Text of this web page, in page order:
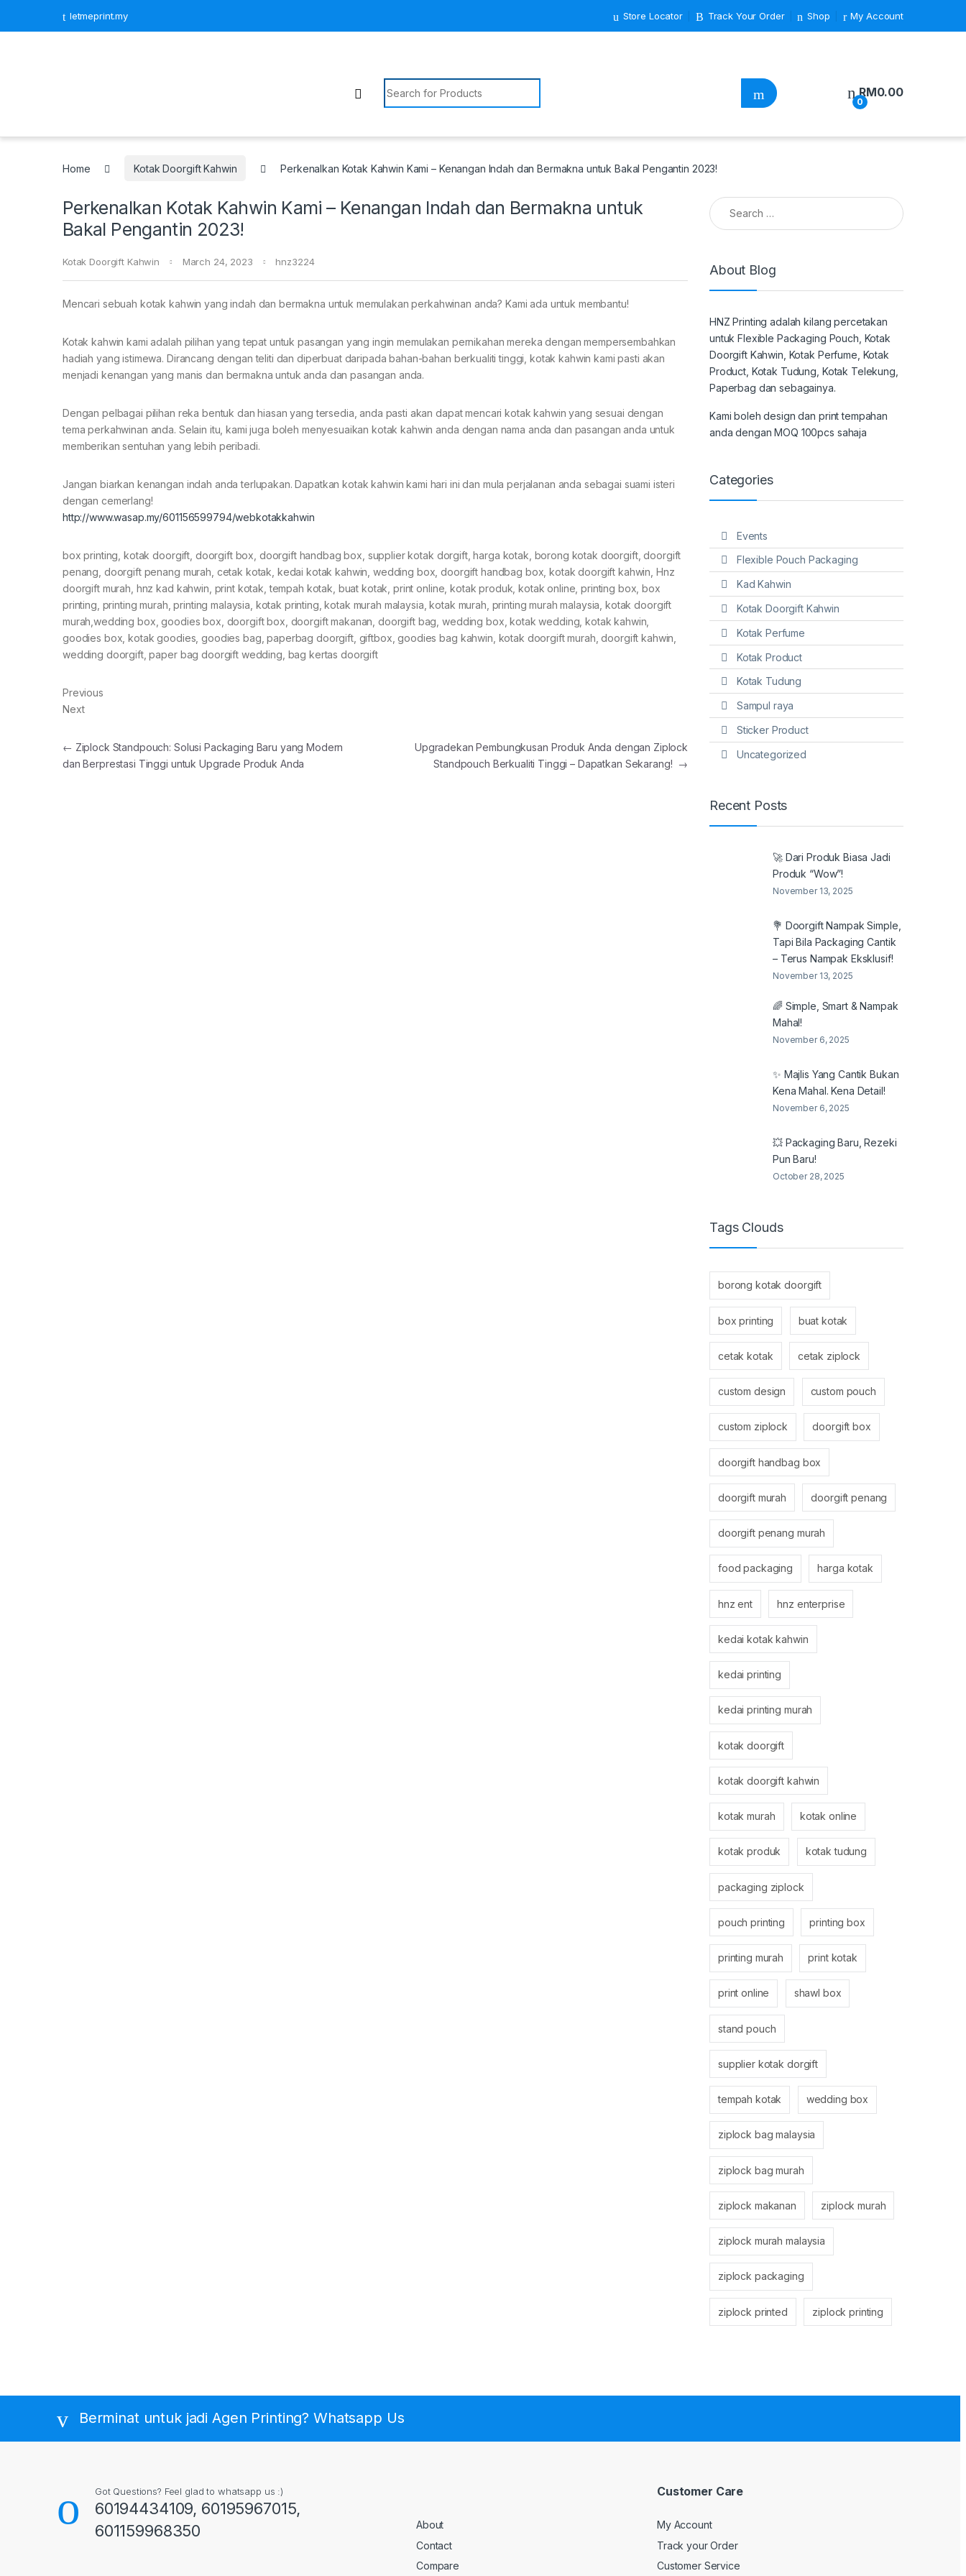
letmeprint.my Store Locator Track Your Order Shop My Account
Search for:
0
RM0.00
Home Kotak Doorgift Kahwin Perkenalkan Kotak Kahwin Kami – Kenangan Indah dan Bermakna untuk Bakal Pengantin 2023!
Perkenalkan Kotak Kahwin Kami – Kenangan Indah dan Bermakna untuk
Bakal Pengantin 2023!
Kotak Doorgift Kahwin March 24, 2023 hnz3224
Mencari sebuah kotak kahwin yang indah dan bermakna untuk memulakan perkahwinan anda? Kami ada untuk membantu!
Kotak kahwin kami adalah pilihan yang tepat untuk pasangan yang ingin memulakan pernikahan mereka dengan mempersembahkan
hadiah yang istimewa. Dirancang dengan teliti dan diperbuat daripada bahan-bahan berkualiti tinggi, kotak kahwin kami pasti akan
menjadi kenangan yang manis dan bermakna untuk anda dan pasangan anda.
Dengan pelbagai pilihan reka bentuk dan hiasan yang tersedia, anda pasti akan dapat mencari kotak kahwin yang sesuai dengan
tema perkahwinan anda. Selain itu, kami juga boleh menyesuaikan kotak kahwin anda dengan nama anda dan pasangan anda untuk
memberikan sentuhan yang lebih peribadi.
Jangan biarkan kenangan indah anda terlupakan. Dapatkan kotak kahwin kami hari ini dan mula perjalanan anda sebagai suami isteri
dengan cemerlang!
http://www.wasap.my/601156599794/webkotakkahwin
box printing, kotak doorgift, doorgift box, doorgift handbag box, supplier kotak dorgift, harga kotak, borong kotak doorgift, doorgift
penang, doorgift penang murah, cetak kotak, kedai kotak kahwin, wedding box, doorgift handbag box, kotak doorgift kahwin, Hnz
doorgift murah, hnz kad kahwin, print kotak, tempah kotak, buat kotak, print online, kotak produk, kotak online, printing box, box
printing, printing murah, printing malaysia, kotak printing, kotak murah malaysia, kotak murah, printing murah malaysia, kotak doorgift
murah,wedding box, goodies box, doorgift box, doorgift makanan, doorgift bag, wedding box, kotak wedding, kotak kahwin,
goodies box, kotak goodies, goodies bag, paperbag doorgift, giftbox, goodies bag kahwin, kotak doorgift murah, doorgift kahwin,
wedding doorgift, paper bag doorgift wedding, bag kertas doorgift
Previous
Next
Post navigation
← Ziplock Standpouch: Solusi Packaging Baru yang Modern
dan Berprestasi Tinggi untuk Upgrade Produk Anda
Upgradekan Pembungkusan Produk Anda dengan Ziplock
Standpouch Berkualiti Tinggi – Dapatkan Sekarang! →
Search for:
About Blog
HNZ Printing adalah kilang percetakan
untuk Flexible Packaging Pouch, Kotak
Doorgift Kahwin, Kotak Perfume, Kotak
Product, Kotak Tudung, Kotak Telekung,
Paperbag dan sebagainya.
Kami boleh design dan print tempahan
anda dengan MOQ 100pcs sahaja
Categories
Events
Flexible Pouch Packaging
Kad Kahwin
Kotak Doorgift Kahwin
Kotak Perfume
Kotak Product
Kotak Tudung
Sampul raya
Sticker Product
Uncategorized
Recent Posts
🚀 Dari Produk Biasa Jadi
Produk “Wow”!
November 13, 2025
💐 Doorgift Nampak Simple,
Tapi Bila Packaging Cantik
– Terus Nampak Eksklusif!
November 13, 2025
🌈 Simple, Smart & Nampak
Mahal!
November 6, 2025
✨ Majlis Yang Cantik Bukan
Kena Mahal. Kena Detail!
November 6, 2025
💥 Packaging Baru, Rezeki
Pun Baru!
October 28, 2025
Tags Clouds
borong kotak doorgift
box printing buat kotak
cetak kotak cetak ziplock
custom design custom pouch
custom ziplock doorgift box
doorgift handbag box
doorgift murah doorgift penang
doorgift penang murah
food packaging harga kotak
hnz ent hnz enterprise
kedai kotak kahwin
kedai printing
kedai printing murah
kotak doorgift
kotak doorgift kahwin
kotak murah kotak online
kotak produk kotak tudung
packaging ziplock
pouch printing printing box
printing murah print kotak
print online shawl box
stand pouch
supplier kotak dorgift
tempah kotak wedding box
ziplock bag malaysia
ziplock bag murah
ziplock makanan ziplock murah
ziplock murah malaysia
ziplock packaging
ziplock printed ziplock printing
Berminat untuk jadi Agen Printing? Whatsapp Us
Got Questions? Feel glad to whatsapp us :)
60194434109, 60195967015,
601159968350
About
Contact
Compare
Customer Care
My Account
Track your Order
Customer Service